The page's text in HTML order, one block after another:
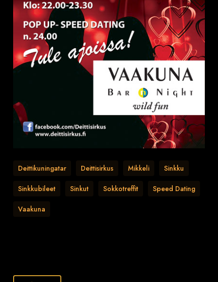
Deittikuningatar Deittisirkus Mikkeli Sinkku
Sinkkubileet Sinkut Sokkotreffit Speed Dating
Vaakuna